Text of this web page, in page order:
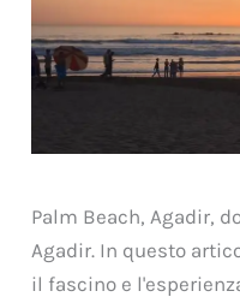
Palm Beach, Agadir,
Agadir. In questo
il fascino e